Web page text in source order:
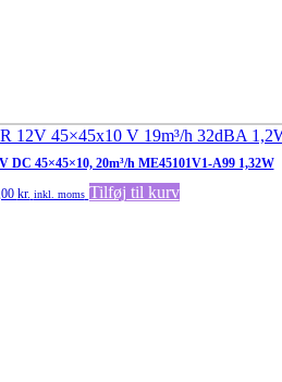
DC 45×45×10, 20m³/h ME45101V1-A99 1,32W
kr. inkl. moms Tilføj til kurv